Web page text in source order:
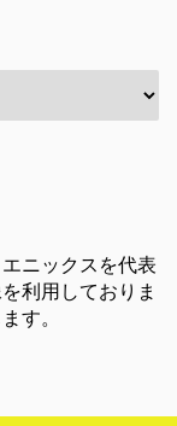
ニックスを代表
利用しておりま
す。